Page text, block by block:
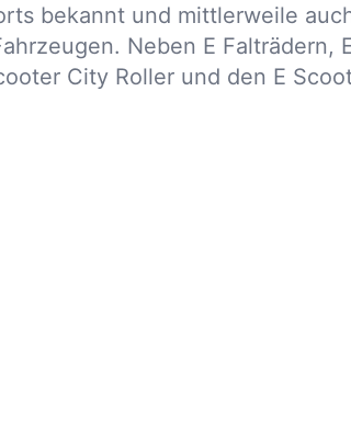
bekannt und mittlerweile
Neben E Falträdern,
City Roller und den E